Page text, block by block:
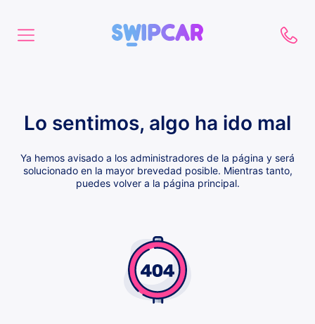
Lo sentimos, algo ha ido mal
Ya hemos avisado a los administradores de la página y será
solucionado en la mayor brevedad posible. Mientras tanto,
puedes volver a la página principal.